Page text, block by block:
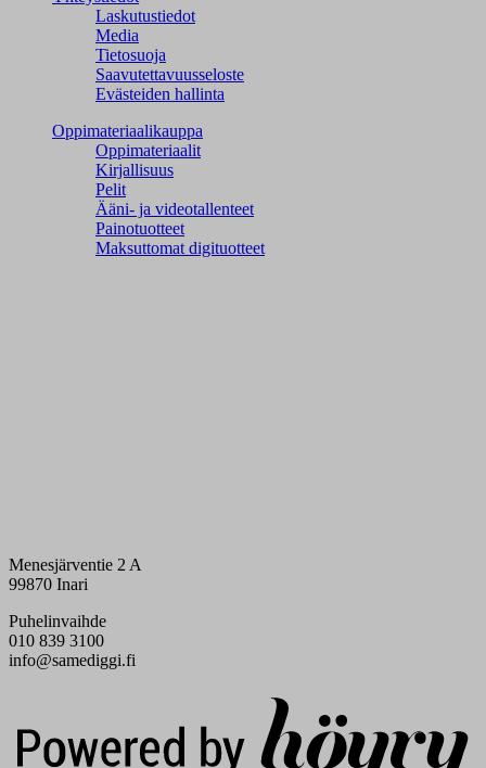
Laskutustiedot
Media
Tietosuoja
Saavutettavuusseloste
Evästeiden hallinta
Oppimateriaalikauppa
Oppimateriaalit
Kirjallisuus
Pelit
Ääni- ja videotallenteet
Painotuotteet
Maksuttomat digituotteet
Menesjärventie 2 A
99870 Inari
Puhelinvaihde
010 839 3100
info@samediggi.fi